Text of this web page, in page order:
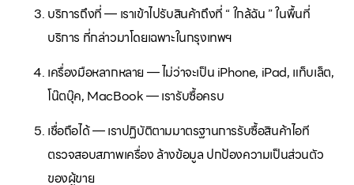
บริการถึงที่ — เราเข้าไปรับสินค้าถึงที่ “ ใกล้ฉัน ” ในพื้นที่
บริการ ที่กล่าวมาโดยเฉพาะในกรุงเทพฯ
เครื่องมือหลากหลาย — ไม่ว่าจะเป็น iPhone, iPad, แท็บเล็ต,
โน๊ตบุ๊ค, MacBook — เรารับซื้อครบ
เชื่อถือได้ — เราปฏิบัติตามมาตรฐานการรับซื้อสินค้าไอที
ตรวจสอบสภาพเครื่อง ล้างข้อมูล ปกป้องความเป็นส่วนตัว
ของผู้ขาย